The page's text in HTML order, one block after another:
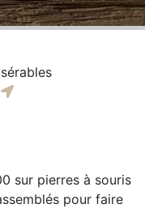
sur pierres à souris
pour faire